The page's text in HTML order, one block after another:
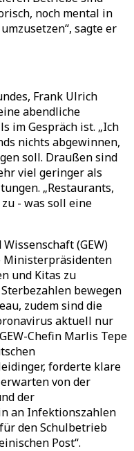
noch mental in
sagte er
Frank Ulrich
abendliche
im Gespräch ist. „Ich
nichts abgewinnen,
soll. Draußen sind
viel geringer als
„Restaurants,
- was soll eine
(GEW)
Ministerpräsidenten
und Kitas zu
bewegen
zudem sind die
aktuell nur
Chefin Marlis Tepe
forderte klare
von der
der
an Infektionszahlen
den Schulbetrieb
Post“.